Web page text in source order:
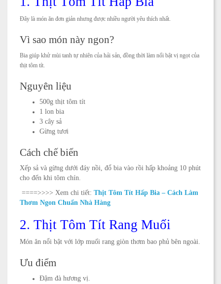
Đây là món ăn đơn giản nhưng được nhiều người yêu thích nhất.
Vì sao món này ngon?
Bia giúp khử mùi tanh tự nhiên của hải sản, đồng thời làm nổi bật vị ngọt của
thịt tôm tít.
Nguyên liệu
500g thịt tôm tít
1 lon bia
3 cây sả
Gừng tươi
Cách chế biến
Xếp sả và gừng dưới đáy nồi, đổ bia vào rồi hấp khoảng 10 phút
cho đến khi tôm chín.
====>>>> Xem chi tiết: Thịt Tôm Tít Hấp Bia – Cách Làm
Thơm Ngon Chuẩn Nhà Hàng
2. Thịt Tôm Tít Rang Muối
Món ăn nổi bật với lớp muối rang giòn thơm bao phủ bên ngoài.
Ưu điểm
Đậm đà hương vị.